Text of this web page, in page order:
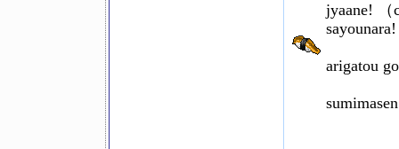
jyaane! （
sayounara!
arigatou